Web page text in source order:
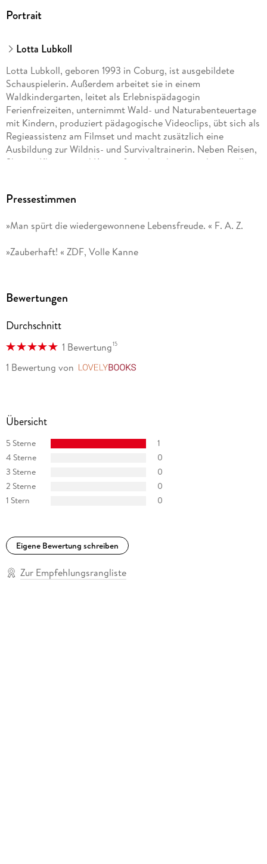
Portrait
Lotta Lubkoll
Lotta Lubkoll, geboren 1993 in Coburg, ist ausgebildete
Schauspielerin. Außerdem arbeitet sie in einem
Waldkindergarten, leitet als Erlebnispädagogin
Ferienfreizeiten, unternimmt Wald- und Naturabenteuertage
mit Kindern, produziert pädagogische Videoclips, übt sich als
Regieassistenz am Filmset und macht zusätzlich eine
Ausbildung zur Wildnis- und Survivaltrainerin. Neben Reisen,
Skaten, Klettern und Kitesurfen schraubt sie an ihrem selbst
Starnberger See.
Pressestimmen
»Man spürt die wiedergewonnene Lebensfreude. « F. A. Z.
»Zauberhaft! « ZDF, Volle Kanne
Bewertungen
Durchschnitt
1 Bewertung15
1 Bewertung von
Übersicht
5 Sterne
1
4 Sterne
0
3 Sterne
0
2 Sterne
0
1 Stern
0
Eigene Bewertung schreiben
Zur Empfehlungsrangliste